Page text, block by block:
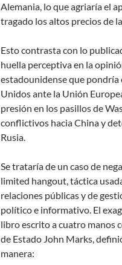
Alemania, lo que agriaría el
tragado los altos precios de
Esto contrasta con lo
huella perceptiva en la
estadounidense que
Unidos ante la Unión
presión en los pasillos de
conflictivos hacia China y
Rusia.
Se trataría de un caso de
limited hangout, táctica
relaciones públicas y de
político e informativo. El
libro escrito a cuatro manos
de Estado John Marks,
manera: